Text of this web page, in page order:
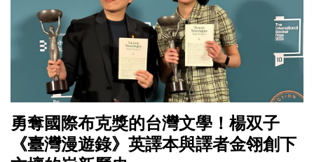
勇奪國際布克獎的台灣文學！楊双子
《臺灣漫遊錄》英譯本與譯者金翎創下